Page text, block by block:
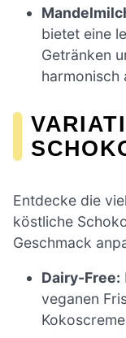
bietet eine
Getränken
harmonisch
Entdecke die
köstliche
Geschmack
Dairy-Free:
veganen